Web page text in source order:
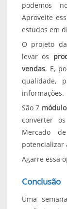
podemos
Aproveite
estudos em
O projeto
levar os
vendas. E,
qualidade,
informações.
São 7
converter
Mercado
potencializar
Agarre essa
Conclusão
Uma